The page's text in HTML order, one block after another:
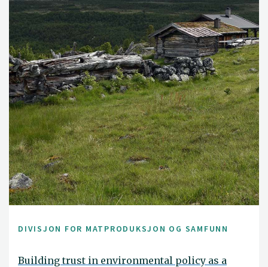
DIVISJON FOR MATPRODUKSJON OG SAMFUNN
Building trust in environmental policy as a